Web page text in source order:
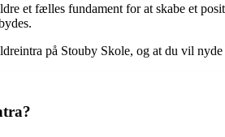
et fælles fundament for at skabe et
på Stouby Skole, og at du vil